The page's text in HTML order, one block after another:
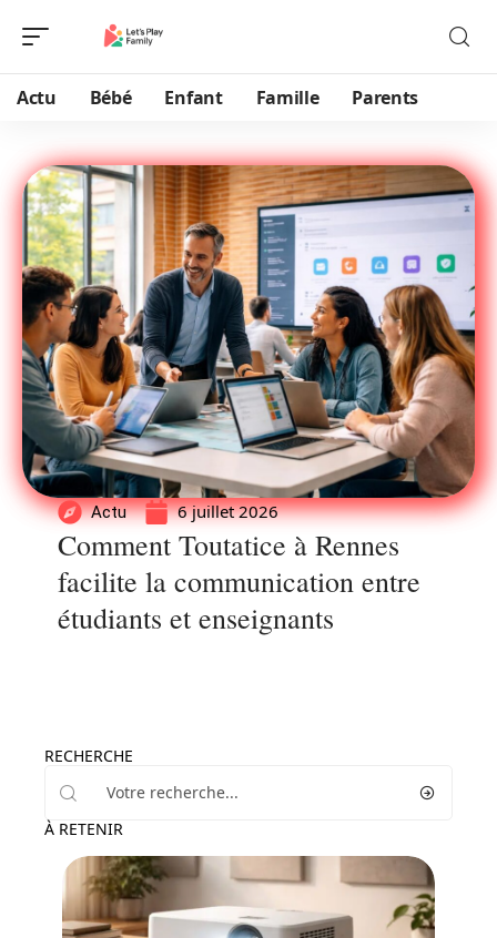
Actu Bébé Enfant Famille Parents
Actu 6 juillet 2026
Comment Toutatice à Rennes
facilite la communication entre
étudiants et enseignants
RECHERCHE
À RETENIR